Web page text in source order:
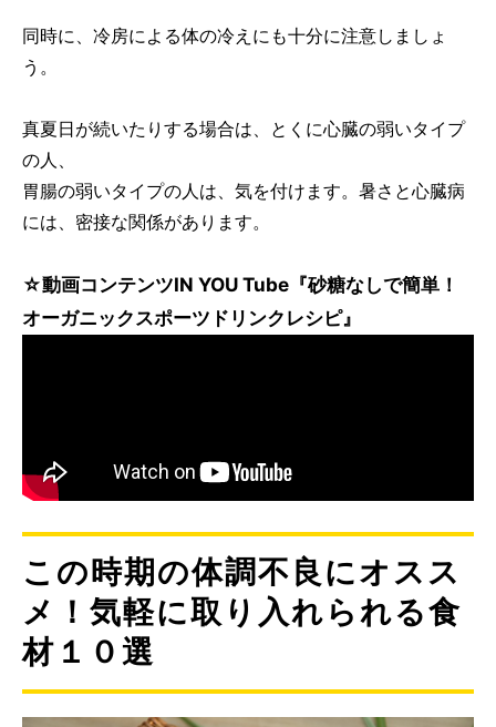
同時に、冷房による体の冷えにも十分に注意しましょ
う。
真夏日が続いたりする場合は、とくに心臓の弱いタイプ
の人、
胃腸の弱いタイプの人は、気を付けます。暑さと心臓病
には、密接な関係があります。
☆動画コンテンツIN YOU Tube『砂糖なしで簡単！
オーガニックスポーツドリンクレシピ』
この時期の体調不良にオスス
メ！気軽に取り入れられる食
材１０選